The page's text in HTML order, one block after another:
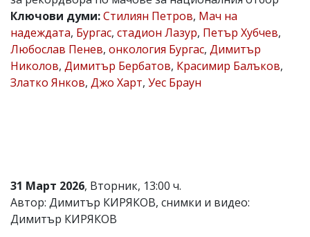
Коментарите
статиите
се
въвеждат
от
читателите
Ако
откриете
обиден
за
Ключови думи:Стилиян Петров, Мач на
надеждата, Бургас, стадион Лазур, Петър Хубчев,
Любослав Пенев, онкология Бургас, Димитър
Николов, Димитър Бербатов, Красимир Балъков,
Златко Янков, Джо Харт, Уес Браун
31 Март 2026, Вторник, 13:00 ч.
Автор: Димитър КИРЯКОВ, снимки и видео:
Димитър КИРЯКОВ